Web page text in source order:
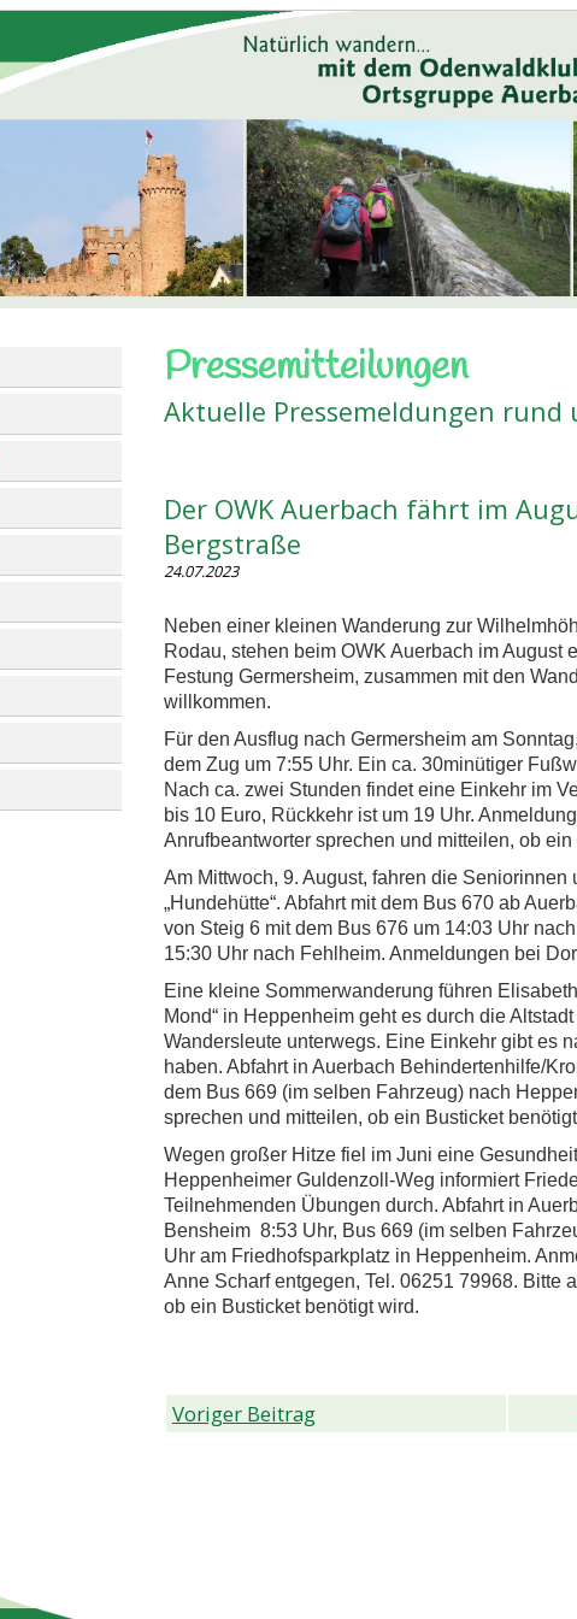
Pressemitteilungen
Aktuelle Pressemeldungen rund
Der OWK Auerbach fährt im
Bergstraße
24.07.2023
Neben einer kleinen Wanderung zur
Rodau, stehen beim OWK Auerbach im
Festung Germersheim, zusammen mit den
willkommen.
Für den Ausflug nach Germersheim am
dem Zug um 7:55 Uhr. Ein ca. 30minütiger
Nach ca. zwei Stunden findet eine Einkehr im
bis 10 Euro, Rückkehr ist um 19 Uhr.
Anrufbeantworter sprechen und mitteilen, ob
Am Mittwoch, 9. August, fahren die
„Hundehütte“. Abfahrt mit dem Bus 670 ab
von Steig 6 mit dem Bus 676 um 14:03 Uhr
15:30 Uhr nach Fehlheim. Anmeldungen bei
Eine kleine Sommerwanderung führen
Mond“ in Heppenheim geht es durch die
Wandersleute unterwegs. Eine Einkehr gibt es
haben. Abfahrt in Auerbach Behindertenhilfe/
dem Bus 669 (im selben Fahrzeug) nach
sprechen und mitteilen, ob ein Busticket
Wegen großer Hitze fiel im Juni eine
Heppenheimer Guldenzoll-Weg informiert
Teilnehmenden Übungen durch. Abfahrt in
Bensheim 8:53 Uhr, Bus 669 (im selben
Uhr am Friedhofsparkplatz in Heppenheim.
Anne Scharf entgegen, Tel. 06251 79968. Bitte
ob ein Busticket benötigt wird.
Voriger Beitrag